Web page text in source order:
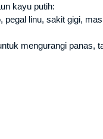
kayu putih:
linu, sakit gigi,
mengurangi panas,